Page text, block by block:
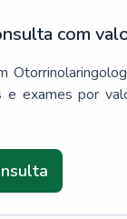
com
e exames por